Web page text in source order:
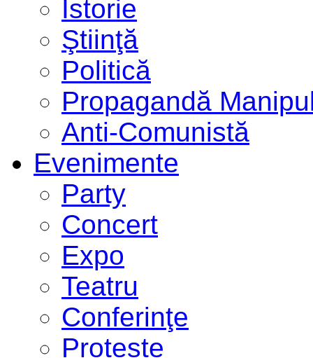
Istorie
Ştiinţă
Politică
Propagandă
Anti-Comunistă
Evenimente
Party
Concert
Expo
Teatru
Conferinţe
Proteste